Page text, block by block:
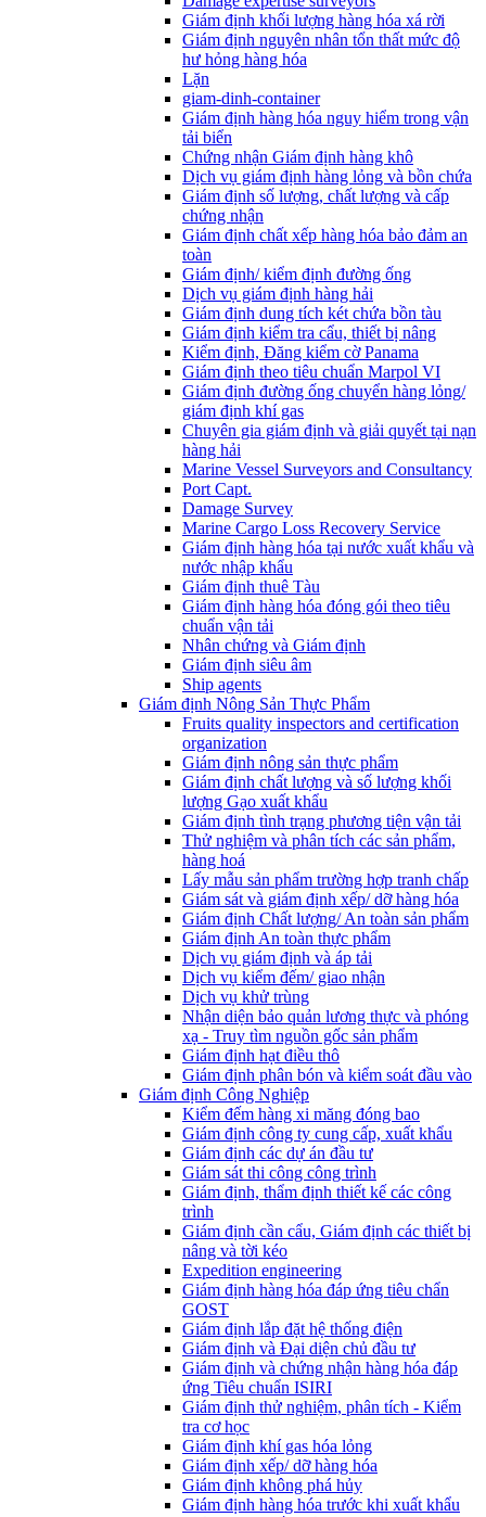
Giám định khối lượng hàng hóa xá rời
Giám định nguyên nhân tổn thất mức độ
hư hỏng hàng hóa
Lặn
giam-dinh-container
Giám định hàng hóa nguy hiểm trong vận
tải biển
Chứng nhận Giám định hàng khô
Dịch vụ giám định hàng lỏng và bồn chứa
Giám định số lượng, chất lượng và cấp
chứng nhận
Giám định chất xếp hàng hóa bảo đảm an
toàn
Giám định/ kiểm định đường ống
Dịch vụ giám định hàng hải
Giám định dung tích két chứa bồn tàu
Giám định kiểm tra cẩu, thiết bị nâng
Kiểm định, Đăng kiểm cờ Panama
Giám định theo tiêu chuẩn Marpol VI
Giám định đường ống chuyển hàng lỏng/
giám định khí gas
Chuyên gia giám định và giải quyết tại nạn
hàng hải
Marine Vessel Surveyors and Consultancy
Port Capt.
Damage Survey
Marine Cargo Loss Recovery Service
Giám định hàng hóa tại nước xuất khẩu và
nước nhập khẩu
Giám định thuê Tàu
Giám định hàng hóa đóng gói theo tiêu
chuẩn vận tải
Nhân chứng và Giám định
Giám định siêu âm
Ship agents
Giám định Nông Sản Thực Phẩm
Fruits quality inspectors and certification
organization
Giám định nông sản thực phẩm
Giám định chất lượng và số lượng khối
lượng Gạo xuất khẩu
Giám định tình trạng phương tiện vận tải
Thử nghiệm và phân tích các sản phẩm,
hàng hoá
Lấy mẫu sản phẩm trường hợp tranh chấp
Giám sát và giám định xếp/ dỡ hàng hóa
Giám định Chất lượng/ An toàn sản phẩm
Giám định An toàn thực phẩm
Dịch vụ giám định và áp tải
Dịch vụ kiểm đếm/ giao nhận
Dịch vụ khử trùng
Nhận diện bảo quản lương thực và phóng
xạ - Truy tìm nguồn gốc sản phẩm
Giám định hạt điều thô
Giám định phân bón và kiểm soát đầu vào
Giám định Công Nghiệp
Kiểm đếm hàng xi măng đóng bao
Giám định công ty cung cấp, xuất khẩu
Giám định các dự án đầu tư
Giám sát thi công công trình
Giám định, thẩm định thiết kế các công
trình
Giám định cần cẩu, Giám định các thiết bị
nâng và tời kéo
Expedition engineering
Giám định hàng hóa đáp ứng tiêu chẩn
GOST
Giám định lắp đặt hệ thống điện
Giám định và Đại diện chủ đầu tư
Giám định và chứng nhận hàng hóa đáp
ứng Tiêu chuẩn ISIRI
Giám định thử nghiệm, phân tích - Kiểm
tra cơ học
Giám định khí gas hóa lỏng
Giám định xếp/ dỡ hàng hóa
Giám định không phá hủy
Giám định hàng hóa trước khi xuất khẩu